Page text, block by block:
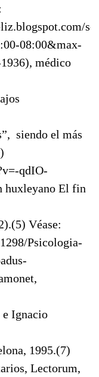
08:00&max-
médico
siendo el más
qdIO-
huxleyano El fin
Véase:
Psicologia-
e Ignacio
1995.(7)
Lectorum,